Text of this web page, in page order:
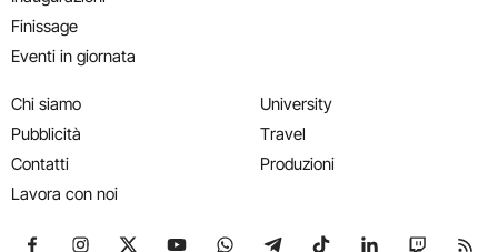
Finissage
Eventi in giornata
Chi siamo
Pubblicità
Contatti
Lavora con noi
University
Travel
Produzioni
Seguici su Facebook
Seguici su Instagram
Seguici su X
Seguici su YouTube
Seguici su WhatsApp
Seguici su Telegram
Seguici su TikTok
Seguici su
Seguici